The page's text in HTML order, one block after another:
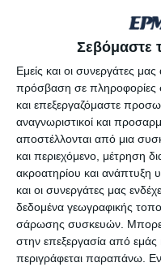
Σεβόμαστε
Εμείς και οι συνεργάτες
πρόσβαση σε πληροφορίες
και επεξεργαζόμαστε
αναγνωριστικοί και
αποστέλλονται από μια
και περιεχόμενο, μέτρηση
ακροατηρίου και ανάπτυξη
και οι συνεργάτες μας
δεδομένα γεωγραφικής
σάρωσης συσκευών.
στην επεξεργασία από
περιγράφεται παραπάνω.
Στην Λιθακιά η
τετραγωνικών με
σκουπίδια, ενώ η
Καλαμακίου ευτυχώς
ωστόσο που δε θα
στο νταμάρι της
κλαδιά που
Καλαμακίου πολύ
ποσότητες
εκεί, προκαλώντας